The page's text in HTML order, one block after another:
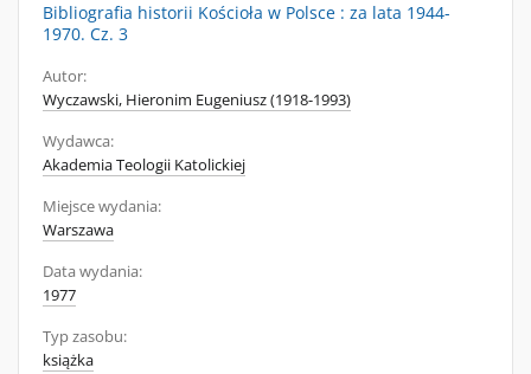
Bibliografia historii Kościoła w Polsce : za lata 1944-
1970. Cz. 3
Autor:
Wyczawski, Hieronim Eugeniusz (1918-1993)
Wydawca:
Akademia Teologii Katolickiej
Miejsce wydania:
Warszawa
Data wydania:
1977
Typ zasobu:
książka